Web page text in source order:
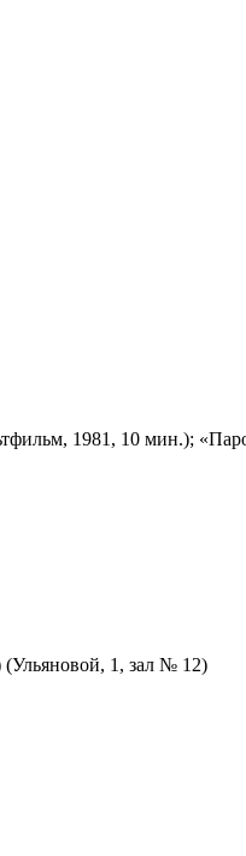
1981, 10 мин.);
1, зал № 12)